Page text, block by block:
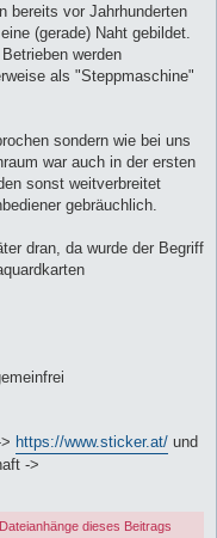
bereits vor Jahrhunderten
(gerade) Naht gebildet.
werden
als "Steppmaschine"
sondern wie bei uns
war auch in der ersten
sonst weitverbreitet
gebräuchlich.
dran, da wurde der Begriff
https://www.sticker.at/ und
->
dieses Beitrags